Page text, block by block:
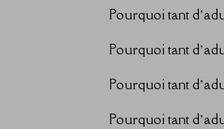
Pourquoi tant
Pourquoi tant
Pourquoi tant
Pourquoi tant